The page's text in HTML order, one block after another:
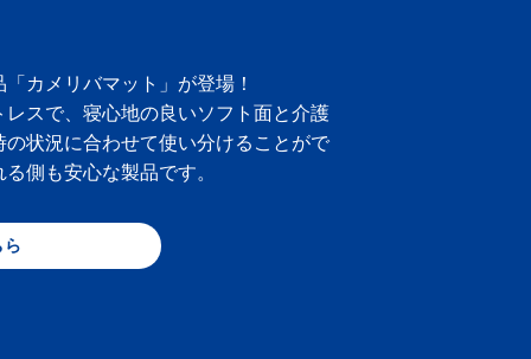
カメリバマット」が登場！
スで、寝心地の良いソフト面と介護
状況に合わせて使い分けることがで
側も安心な製品です。